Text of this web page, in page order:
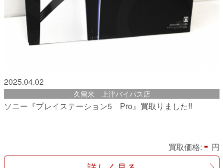
2025.04.02
久留米 上津バイパス店
ソニー『プレイステーション5 Pro』買取りました!!
買取価格: - 円